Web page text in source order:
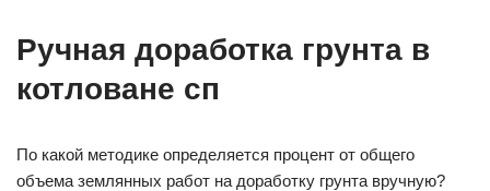
Ручная доработка грунта в
котловане сп
По какой методике определяется процент от общего
объема землянных работ на доработку грунта вручную?